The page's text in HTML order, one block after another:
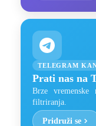
TELEGRAM
Prati nas na
Brze
filtriranja.
Pridruži se